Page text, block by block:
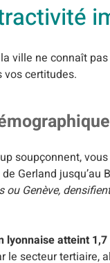
ville ne connaît
certitudes.
soupçonnent,
Gerland
ou Genève,
lyonnaise atteint
le secteur tertiaire,